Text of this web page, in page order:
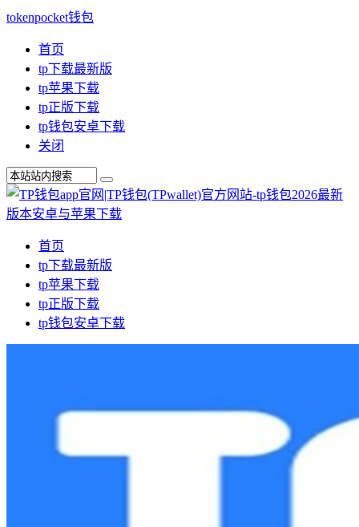
tokenpocket钱包
首页
tp下载最新版
tp苹果下载
tp正版下载
tp钱包安卓下载
关闭
首页
tp下载最新版
tp苹果下载
tp正版下载
tp钱包安卓下载